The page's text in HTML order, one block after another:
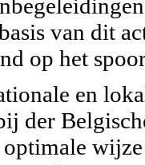
van dit
op het
en
der